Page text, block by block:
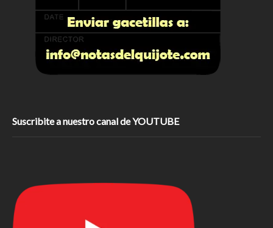
Suscribite a nuestro canal de YOUTUBE